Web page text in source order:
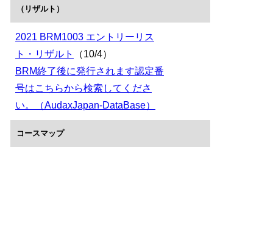
（リザルト）
2021 BRM1003 エントリーリス
ト・リザルト
（10/4）
BRM終了後に発行されます認定番
号はこちらから検索してくださ
い。（AudaxJapan-DataBase）
コースマップ